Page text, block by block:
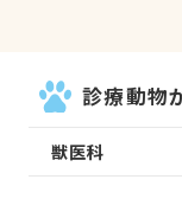
診療動物
獣医科